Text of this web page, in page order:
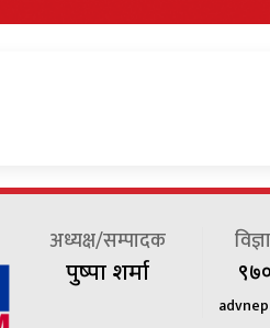
अध्यक्ष/सम्पादक
पुष्पा शर्मा